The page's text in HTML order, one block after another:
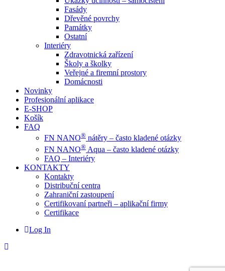
Fasády
Dřevěné povrchy
Památky
Ostatní
Interiéry
Zdravotnická zařízení
Školy a školky
Veřejné a firemní prostory
Domácnosti
Novinky
Profesionální aplikace
E-SHOP
Košík
FAQ
FN NANO® nátěry – často kladené otázky
FN NANO® Aqua – často kladené otázky
FAQ – Interiéry
KONTAKTY
Kontakty
Distribuční centra
Zahraniční zastoupení
Certifikovaní partneři – aplikační firmy
Certifikace
Log In